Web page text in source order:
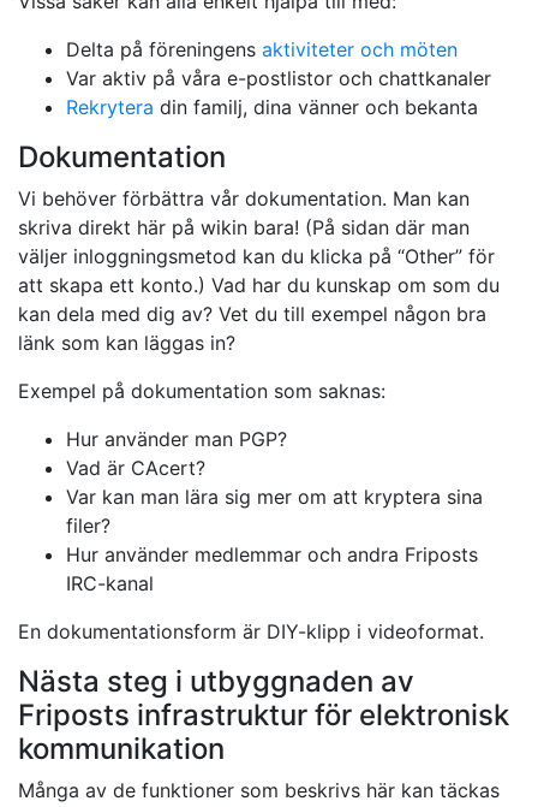
Delta på föreningens aktiviteter och möten
Var aktiv på våra e-postlistor och chattkanaler
Rekrytera din familj, dina vänner och bekanta
Dokumentation
Vi behöver förbättra vår dokumentation. Man kan
skriva direkt här på wikin bara! (På sidan där man
väljer inloggningsmetod kan du klicka på “Other” för
att skapa ett konto.) Vad har du kunskap om som du
kan dela med dig av? Vet du till exempel någon bra
länk som kan läggas in?
Exempel på dokumentation som saknas:
Hur använder man PGP?
Vad är CAcert?
Var kan man lära sig mer om att kryptera sina
filer?
Hur använder medlemmar och andra Friposts
IRC-kanal
En dokumentationsform är DIY-klipp i videoformat.
Nästa steg i utbyggnaden av
Friposts infrastruktur för elektronisk
kommunikation
Många av de funktioner som beskrivs här kan täckas